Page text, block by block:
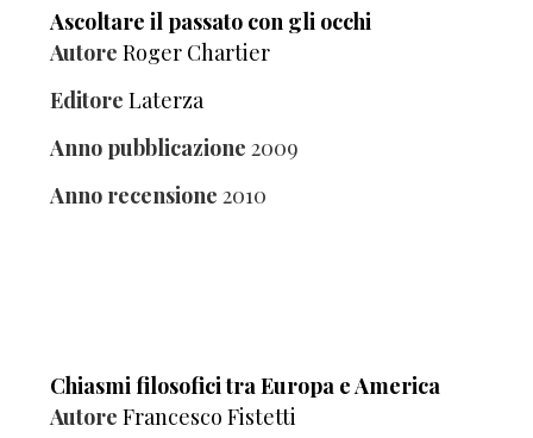
Ascoltare il passato con gli occhi
Autore Roger Chartier
Editore Laterza
Anno pubblicazione 2009
Anno recensione 2010
Chiasmi filosofici tra Europa e America
Autore Francesco Fistetti